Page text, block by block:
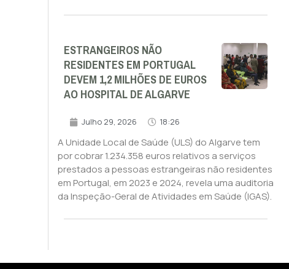
ESTRANGEIROS NÃO
RESIDENTES EM PORTUGAL
DEVEM 1,2 MILHÕES DE EUROS
AO HOSPITAL DE ALGARVE
Julho 29, 2026 18:26
A Unidade Local de Saúde (ULS) do Algarve tem
por cobrar 1.234.358 euros relativos a serviços
prestados a pessoas estrangeiras não residentes
em Portugal, em 2023 e 2024, revela uma auditoria
da Inspeção-Geral de Atividades em Saúde (IGAS).